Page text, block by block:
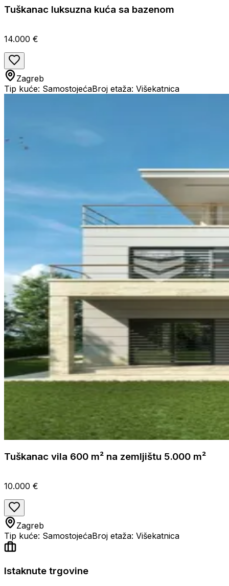
Tuškanac luksuzna kuća sa bazenom
14.000 €
Zagreb
Tip kuće: SamostojećaBroj etaža: Višekatnica
Tuškanac vila 600 m² na zemljištu 5.000 m²
10.000 €
Zagreb
Tip kuće: SamostojećaBroj etaža: Višekatnica
Istaknute trgovine